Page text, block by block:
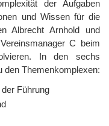
der Aufgaben
und Wissen für die
Albrecht Arnhold und
C beim
In den sechs
den Themenkomplexen:
Führung